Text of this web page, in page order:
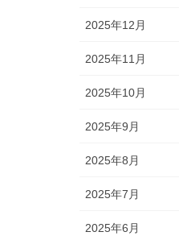
2025年12月
2025年11月
2025年10月
2025年9月
2025年8月
2025年7月
2025年6月